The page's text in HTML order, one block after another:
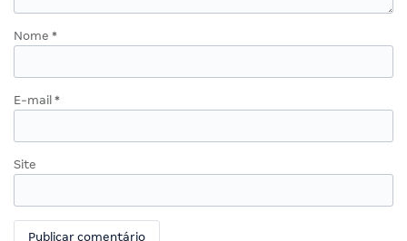
Nome *
E-mail *
Site